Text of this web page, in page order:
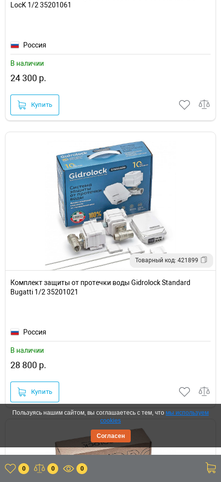
LocK 1/2 35201061
Россия
В наличии
24 300 р.
Купить
Товарный код: 421899
Комплект защиты от протечки воды Gidrolock Standard
Bugatti 1/2 35201021
Россия
В наличии
28 800 р.
Купить
0 0 0
Пользуясь нашим сайтом, вы соглашаетесь с тем, что мы используем
cookies
Согласен